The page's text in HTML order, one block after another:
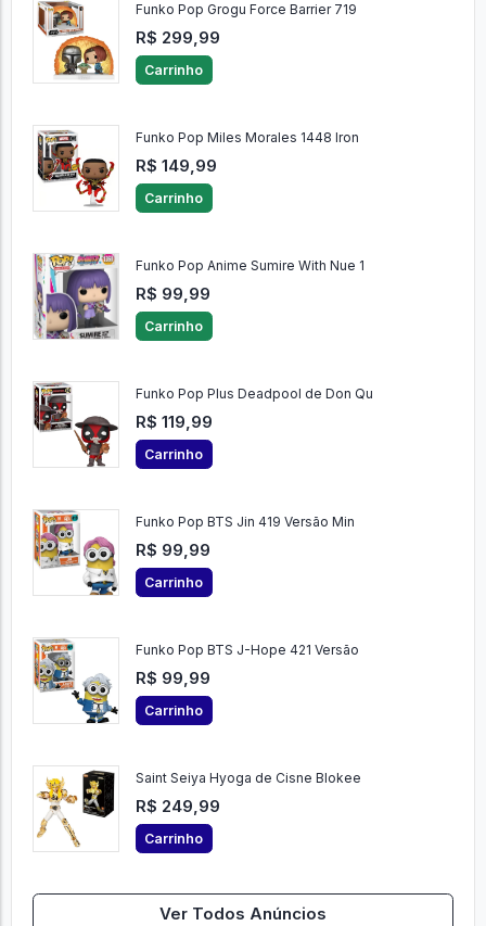
Funko Pop Grogu Force Barrier 719
R$ 299,99
Carrinho
Funko Pop Miles Morales 1448 Iron
R$ 149,99
Carrinho
Funko Pop Anime Sumire With Nue 1
R$ 99,99
Carrinho
Funko Pop Plus Deadpool de Don Qu
R$ 119,99
Carrinho
Funko Pop BTS Jin 419 Versão Min
R$ 99,99
Carrinho
Funko Pop BTS J-Hope 421 Versão
R$ 99,99
Carrinho
Saint Seiya Hyoga de Cisne Blokee
R$ 249,99
Carrinho
Ver Todos Anúncios